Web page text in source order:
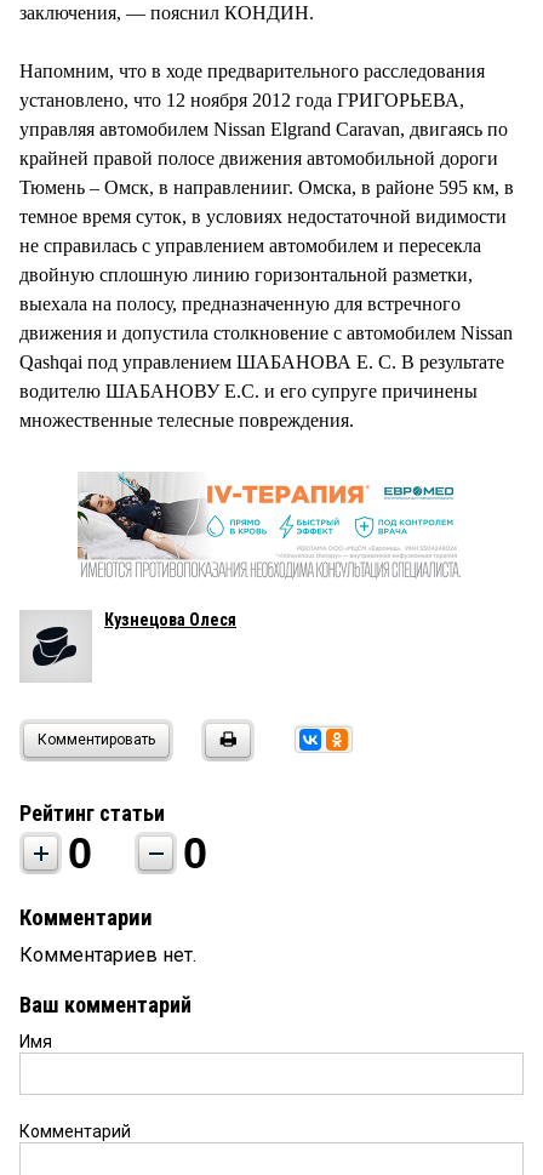
заключения, — пояснил КОНДИН.
Напомним, что в ходе предварительного расследования
установлено, что 12 ноября 2012 года ГРИГОРЬЕВА,
управляя автомобилем Nissan Elgrand Caravan, двигаясь по
крайней правой полосе движения автомобильной дороги
Тюмень – Омск, в направленииг. Омска, в районе 595 км, в
темное время суток, в условиях недостаточной видимости
не справилась с управлением автомобилем и пересекла
двойную сплошную линию горизонтальной разметки,
выехала на полосу, предназначенную для встречного
движения и допустила столкновение с автомобилем Nissan
Qashqai под управлением ШАБАНОВА Е. С. В результате
водителю ШАБАНОВУ Е.С. и его супруге причинены
множественные телесные повреждения.
Кузнецова Олеся
Комментировать
Рейтинг статьи
0 0
Комментарии
Комментариев нет.
Ваш комментарий
Имя
Комментарий